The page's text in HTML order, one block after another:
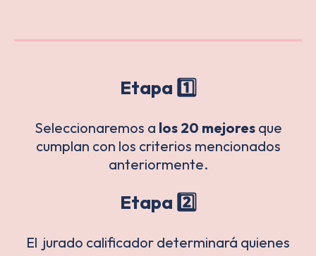
Etapa 1️⃣
Seleccionaremos a los 20 mejoresque
cumplan con los criterios mencionados
anteriormente.
Etapa 2️⃣
El jurado calificador determinará quienes